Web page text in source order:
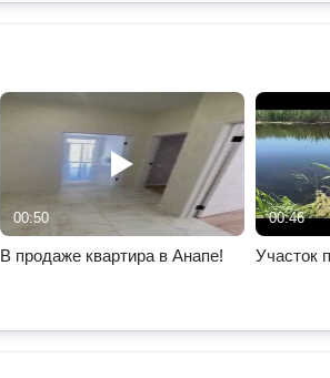
00:50
В продаже квартира в Анапе!
00:46
Участок